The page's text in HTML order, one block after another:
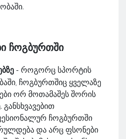
ჩოგბურთში
- როგორც სპორტის
ჩოგბურთშიც ყველაზე
ორ მოთამაშეს შორის
განსხვავებით
ჩოგბურთში
და არც ფსონები